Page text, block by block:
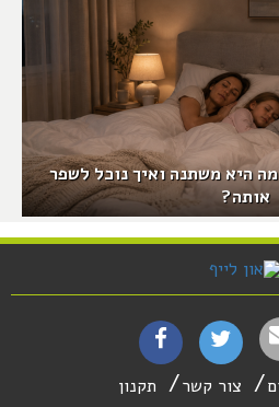
היא משתנה ואיך נוכל לשפר
אותה?
צור קשר תקנון